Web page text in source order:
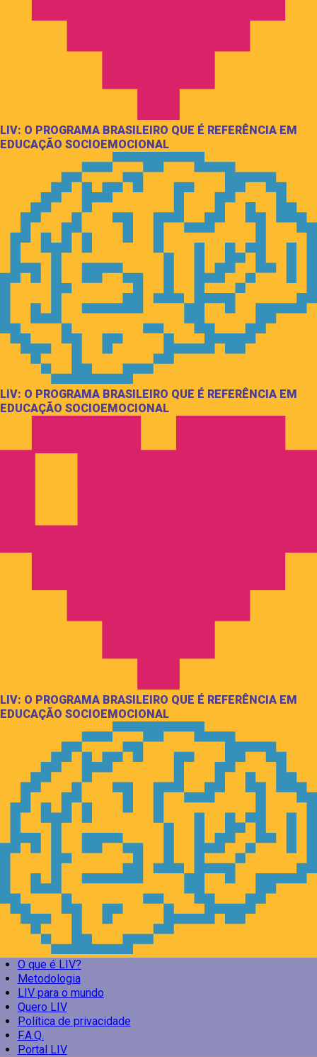
LIV: O PROGRAMA BRASILEIRO QUE É REFERÊNCIA EM
EDUCAÇÃO SOCIOEMOCIONAL
LIV: O PROGRAMA BRASILEIRO QUE É REFERÊNCIA EM
EDUCAÇÃO SOCIOEMOCIONAL
LIV: O PROGRAMA BRASILEIRO QUE É REFERÊNCIA EM
EDUCAÇÃO SOCIOEMOCIONAL
O que é LIV?
Metodologia
LIV para o mundo
Quero LIV
Política de privacidade
F.A.Q.
Portal LIV